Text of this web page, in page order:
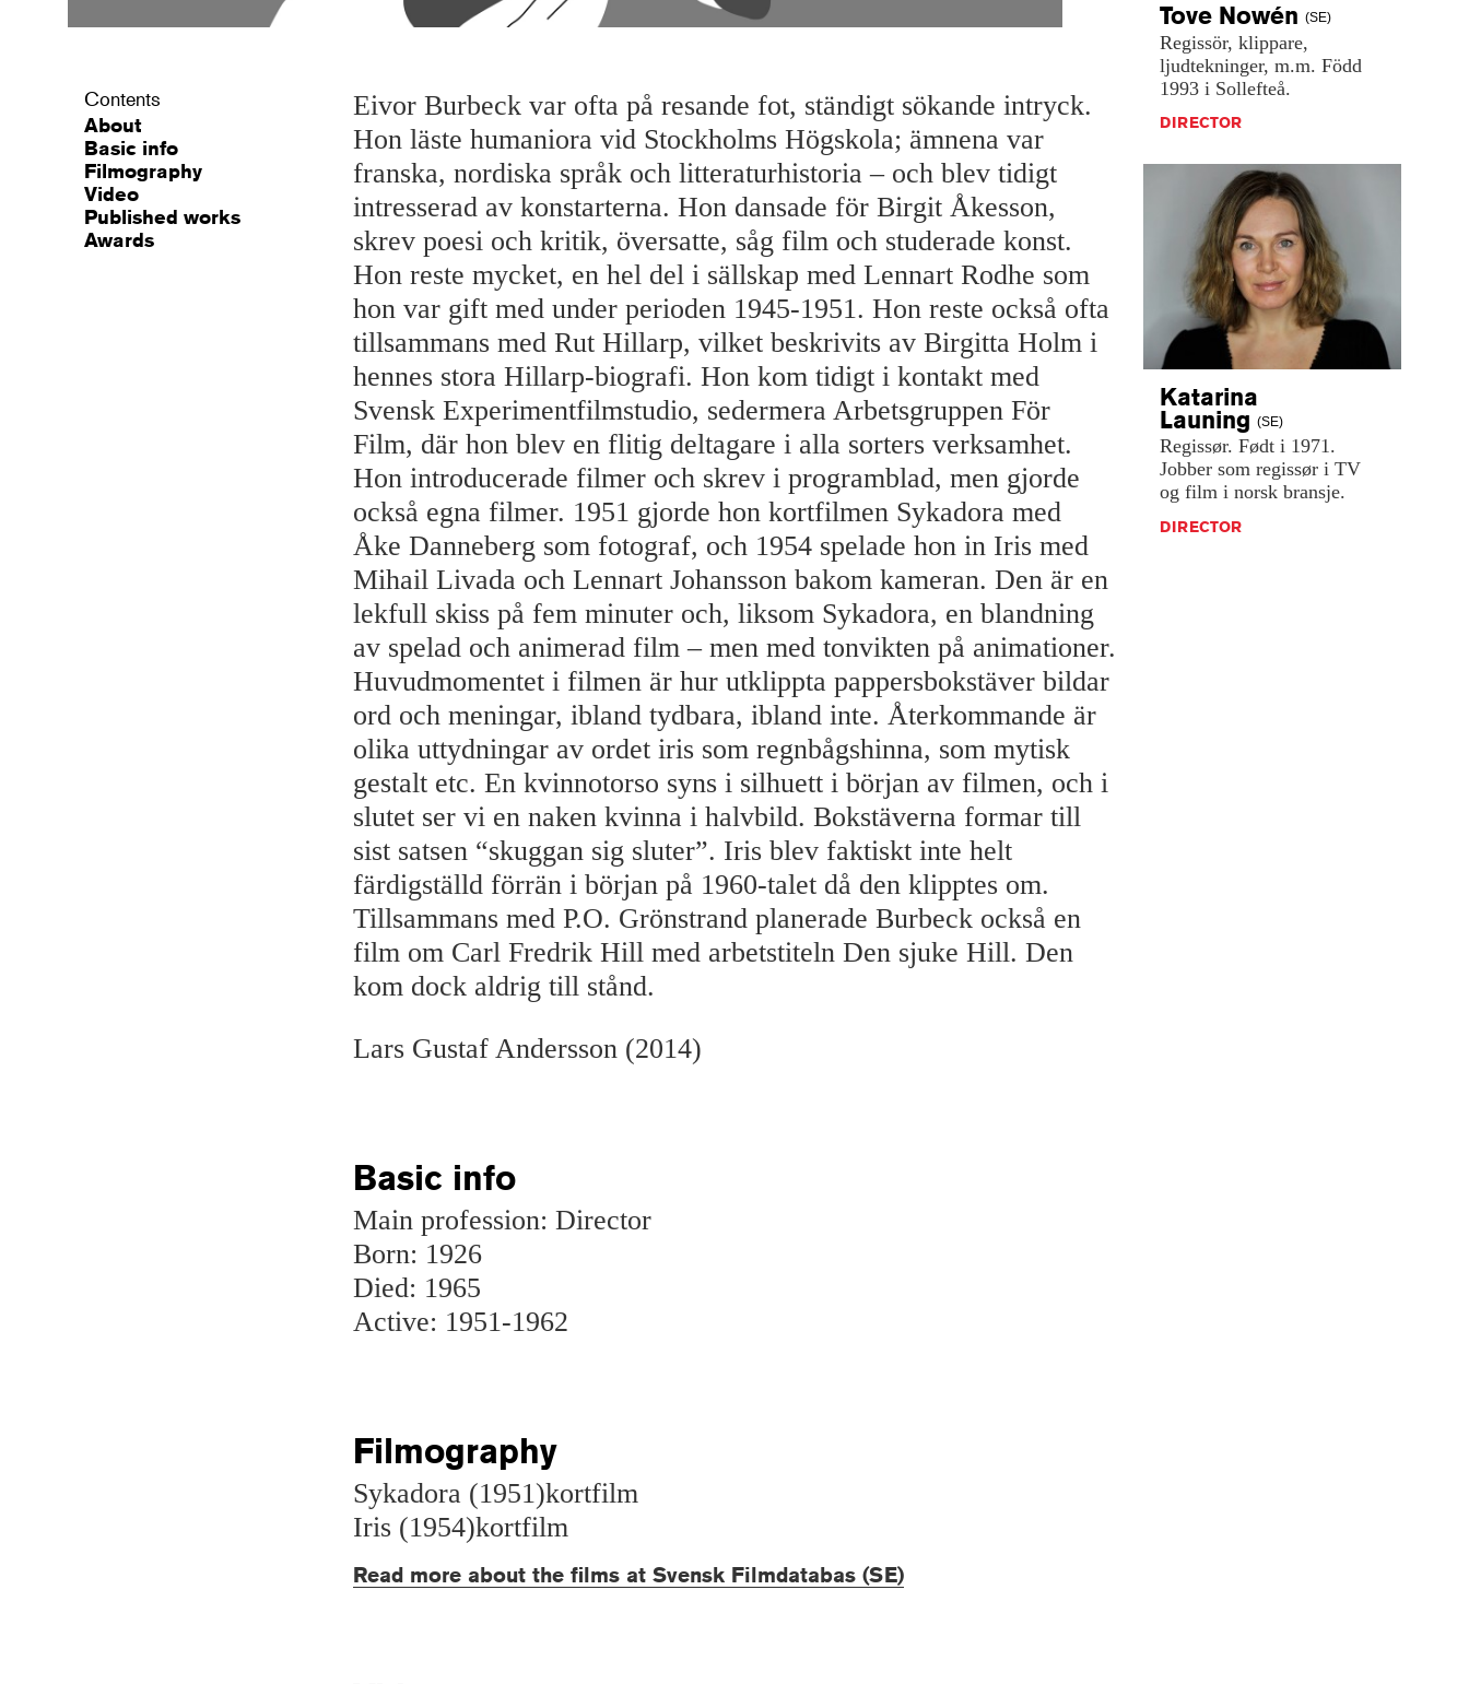
Contents
About
Basic info
Filmography
Video
Published works
Awards
Eivor Burbeck var ofta på resande fot, ständigt sökande intryck.
Hon läste humaniora vid Stockholms Högskola; ämnena var
franska, nordiska språk och litteraturhistoria – och blev tidigt
intresserad av konstarterna. Hon dansade för Birgit Åkesson,
skrev poesi och kritik, översatte, såg film och studerade konst.
Hon reste mycket, en hel del i sällskap med Lennart Rodhe som
hon var gift med under perioden 1945-1951. Hon reste också ofta
tillsammans med Rut Hillarp, vilket beskrivits av Birgitta Holm i
hennes stora Hillarp-biografi. Hon kom tidigt i kontakt med
Svensk Experimentfilmstudio, sedermera Arbetsgruppen För
Film, där hon blev en flitig deltagare i alla sorters verksamhet.
Hon introducerade filmer och skrev i programblad, men gjorde
också egna filmer. 1951 gjorde hon kortfilmen Sykadora med
Åke Danneberg som fotograf, och 1954 spelade hon in Iris med
Mihail Livada och Lennart Johansson bakom kameran. Den är en
lekfull skiss på fem minuter och, liksom Sykadora, en blandning
av spelad och animerad film – men med tonvikten på animationer.
Huvudmomentet i filmen är hur utklippta pappersbokstäver bildar
ord och meningar, ibland tydbara, ibland inte. Återkommande är
olika uttydningar av ordet iris som regnbågshinna, som mytisk
gestalt etc. En kvinnotorso syns i silhuett i början av filmen, och i
slutet ser vi en naken kvinna i halvbild. Bokstäverna formar till
sist satsen “skuggan sig sluter”. Iris blev faktiskt inte helt
färdigställd förrän i början på 1960-talet då den klipptes om.
Tillsammans med P.O. Grönstrand planerade Burbeck också en
film om Carl Fredrik Hill med arbetstiteln Den sjuke Hill. Den
kom dock aldrig till stånd.
Lars Gustaf Andersson (2014)
Basic info
Main profession: Director
Born: 1926
Died: 1965
Active: 1951-1962
Filmography
Sykadora (1951)kortfilm
Iris (1954)kortfilm
Read more about the films at Svensk Filmdatabas (SE)
Tove Nowén (SE)
Regissör, klippare,
ljudtekninger, m.m. Född
1993 i Sollefteå.
DIRECTOR
Katarina
Launing (SE)
Regissør. Født i 1971.
Jobber som regissør i TV
og film i norsk bransje.
DIRECTOR